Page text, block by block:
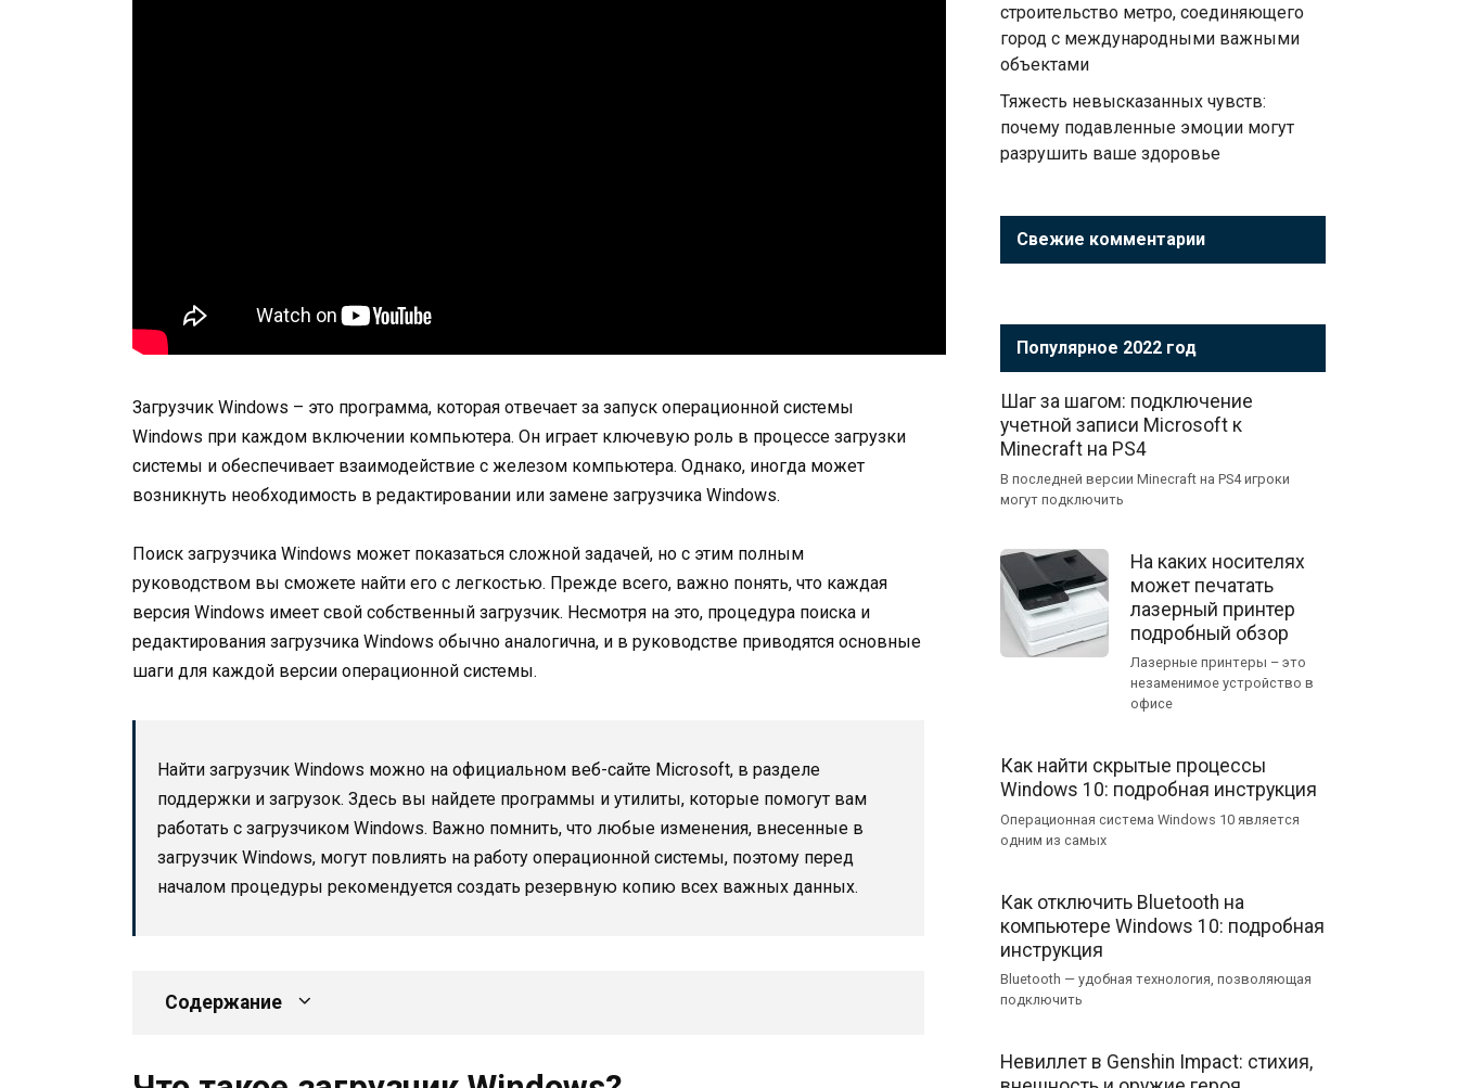
Загрузчик Windows – это программа, которая отвечает за запуск операционной системы
Windows при каждом включении компьютера. Он играет ключевую роль в процессе загрузки
системы и обеспечивает взаимодействие с железом компьютера. Однако, иногда может
возникнуть необходимость в редактировании или замене загрузчика Windows.
Поиск загрузчика Windows может показаться сложной задачей, но с этим полным
руководством вы сможете найти его с легкостью. Прежде всего, важно понять, что каждая
версия Windows имеет свой собственный загрузчик. Несмотря на это, процедура поиска и
редактирования загрузчика Windows обычно аналогична, и в руководстве приводятся основные
шаги для каждой версии операционной системы.
Найти загрузчик Windows можно на официальном веб-сайте Microsoft, в разделе
поддержки и загрузок. Здесь вы найдете программы и утилиты, которые помогут вам
работать с загрузчиком Windows. Важно помнить, что любые изменения, внесенные в
загрузчик Windows, могут повлиять на работу операционной системы, поэтому перед
началом процедуры рекомендуется создать резервную копию всех важных данных.
Содержание
строительство метро, соединяющего
город с международными важными
объектами
Тяжесть невысказанных чувств:
почему подавленные эмоции могут
разрушить ваше здоровье
Свежие комментарии
Популярное 2022 год
Шаг за шагом: подключение
учетной записи Microsoft к
Minecraft на PS4
В последней версии Minecraft на PS4 игроки
могут подключить
На каких носителях
может печатать
лазерный принтер
подробный обзор
Лазерные принтеры – это
незаменимое устройство в
офисе
Как найти скрытые процессы
Windows 10: подробная инструкция
Операционная система Windows 10 является
одним из самых
Как отключить Bluetooth на
компьютере Windows 10: подробная
инструкция
Bluetooth — удобная технология, позволяющая
подключить
Невиллет в Genshin Impact: стихия,